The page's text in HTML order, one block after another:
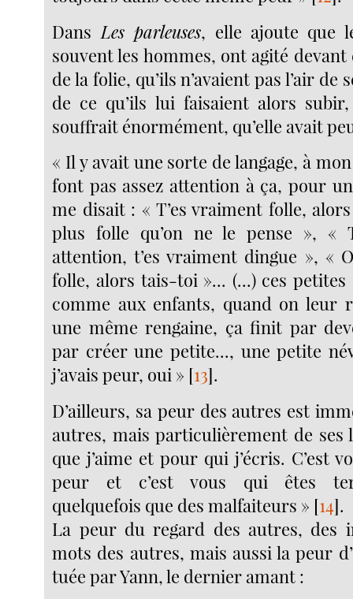
Dans Les parleuses, elle ajoute que
souvent les hommes, ont agité devant
de la folie, qu’ils n’avaient pas l’air
de ce qu’ils lui faisaient alors subir,
souffrait énormément, qu’elle avait
« Il y avait une sorte de langage, à
font pas assez attention à ça, pour
me disait : « T’es vraiment folle, alors
plus folle qu’on ne le pense », «
attention, t’es vraiment dingue », «
folle, alors tais-toi »... (...) ces petites
comme aux enfants, quand on leur
une même rengaine, ça finit par
par créer une petite..., une petite
j’avais peur, oui » [13].
D’ailleurs, sa peur des autres est
autres, mais particulièrement de ses
que j’aime et pour qui j’écris. C’est
peur et c’est vous qui êtes
quelquefois que des malfaiteurs » [14].
La peur du regard des autres, des
mots des autres, mais aussi la peur
tuée par Yann, le dernier amant :